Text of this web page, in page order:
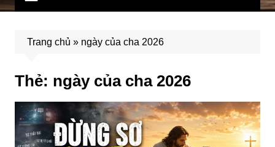
Trang chủ » ngày của cha 2026
Thẻ: ngày của cha 2026